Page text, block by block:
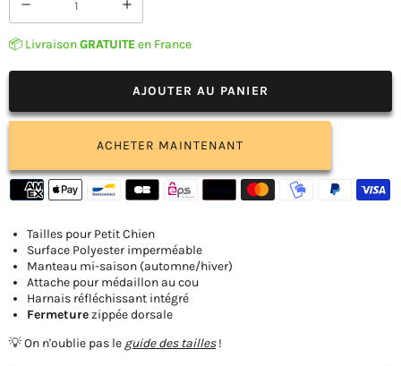
Réduire
la
quantité
Manteau
Terrier
/
Augmenter
la
quantité
Manteau
Yorkshire
Terrier
/
Petit
Chien
📦 LivraisonGRATUITEen France
AJOUTER AU PANIER
ACHETER MAINTENANT
Tailles pour Petit Chien
Surface Polyester imperméable
Manteau mi-saison (automne/hiver)
Attache pour médaillon au cou
Harnais réfléchissant intégré
Fermeturezippée dorsale
💡 On n'oublie pas le guide des tailles!